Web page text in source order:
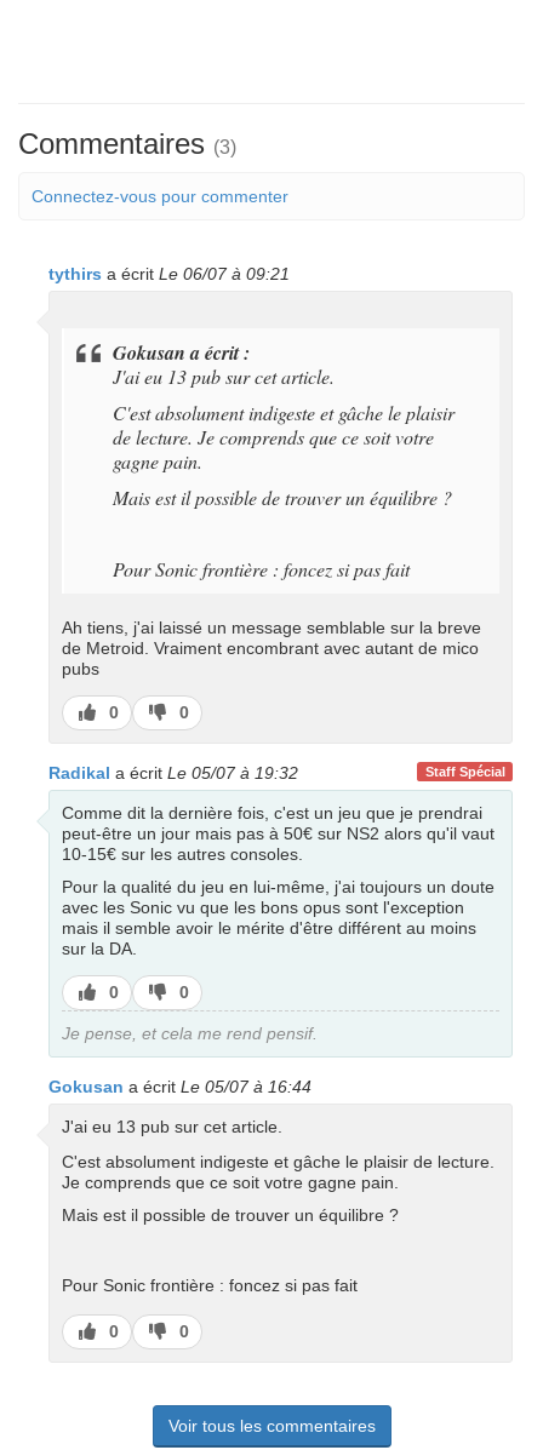
Commentaires (3)
Connectez-vous pour commenter
tythirs a écrit Le 06/07 à 09:21
Gokusan a écrit :
J'ai eu 13 pub sur cet article.
C'est absolument indigeste et gâche le plaisir
de lecture. Je comprends que ce soit votre
gagne pain.
Mais est il possible de trouver un équilibre ?
Pour Sonic frontière : foncez si pas fait
Ah tiens, j'ai laissé un message semblable sur la breve
de Metroid. Vraiment encombrant avec autant de mico
pubs
J’aime
0
J’aime
pas
0
Staff Spécial
Radikal a écrit Le 05/07 à 19:32
Comme dit la dernière fois, c'est un jeu que je prendrai
peut-être un jour mais pas à 50€ sur NS2 alors qu'il vaut
10-15€ sur les autres consoles.
Pour la qualité du jeu en lui-même, j'ai toujours un doute
avec les Sonic vu que les bons opus sont l'exception
mais il semble avoir le mérite d'être différent au moins
sur la DA.
J’aime
0
J’aime
pas
0
Je pense, et cela me rend pensif.
Gokusan a écrit Le 05/07 à 16:44
J'ai eu 13 pub sur cet article.
C'est absolument indigeste et gâche le plaisir de lecture.
Je comprends que ce soit votre gagne pain.
Mais est il possible de trouver un équilibre ?
Pour Sonic frontière : foncez si pas fait
J’aime
0
J’aime
pas
0
Voir tous les commentaires